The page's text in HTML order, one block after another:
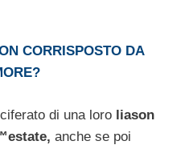
CORRISPOSTO DA
di una loro liason
anche se poi